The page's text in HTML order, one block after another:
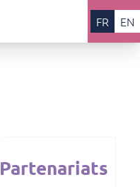
FR EN
Partenariats